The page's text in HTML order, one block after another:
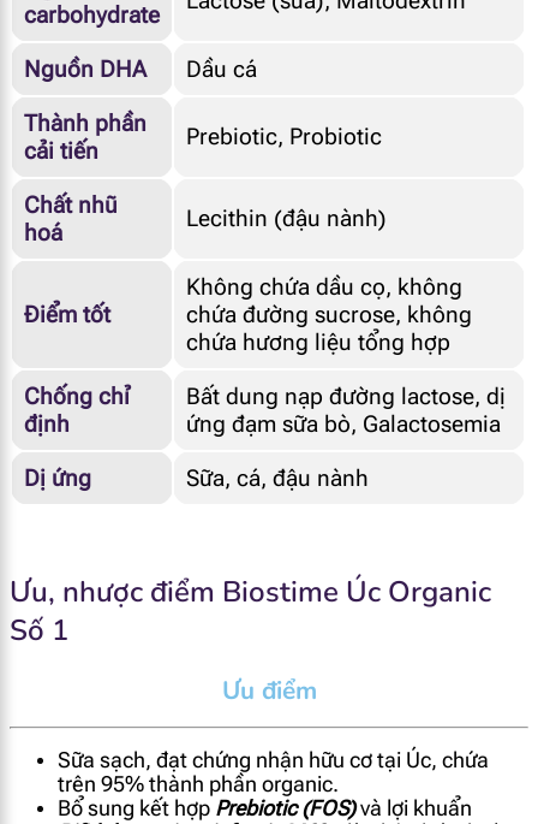
carbohydrate
Nguồn DHA
Dầu cá
Thành phần
cải tiến
Prebiotic, Probiotic
Chất nhũ
hoá
Lecithin (đậu nành)
Điểm tốt
Không chứa dầu cọ, không
chứa đường sucrose, không
chứa hương liệu tổng hợp
Chống chỉ
định
Bất dung nạp đường lactose, dị
ứng đạm sữa bò, Galactosemia
Dị ứng
Sữa, cá, đậu nành
Ưu, nhược điểm Biostime Úc Organic
Số 1
Ưu điểm
Sữa sạch, đạt chứng nhận hữu cơ tại Úc, chứa
trên 95% thành phần organic.
Bổ sung kết hợp Prebiotic (FOS)và lợi khuẩn